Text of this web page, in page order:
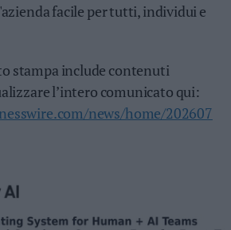
facile per tutti, individui e
stampa include contenuti
l’intero comunicato qui:
news/home/202607